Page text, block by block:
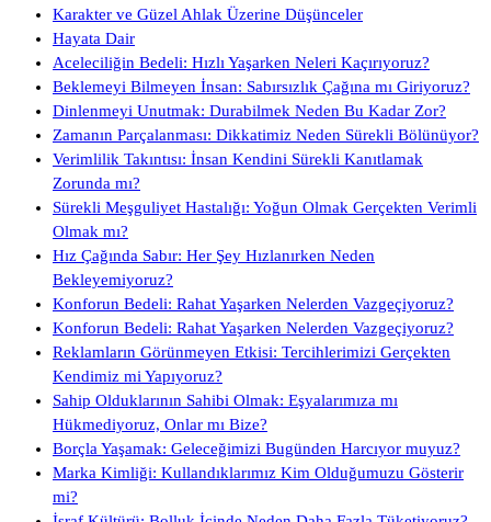
Karakter ve Güzel Ahlak Üzerine Düşünceler
Hayata Dair
Aceleciliğin Bedeli: Hızlı Yaşarken Neleri Kaçırıyoruz?
Beklemeyi Bilmeyen İnsan: Sabırsızlık Çağına mı Giriyoruz?
Dinlenmeyi Unutmak: Durabilmek Neden Bu Kadar Zor?
Zamanın Parçalanması: Dikkatimiz Neden Sürekli Bölünüyor?
Verimlilik Takıntısı: İnsan Kendini Sürekli Kanıtlamak
Zorunda mı?
Sürekli Meşguliyet Hastalığı: Yoğun Olmak Gerçekten Verimli
Olmak mı?
Hız Çağında Sabır: Her Şey Hızlanırken Neden
Bekleyemiyoruz?
Konforun Bedeli: Rahat Yaşarken Nelerden Vazgeçiyoruz?
Konforun Bedeli: Rahat Yaşarken Nelerden Vazgeçiyoruz?
Reklamların Görünmeyen Etkisi: Tercihlerimizi Gerçekten
Kendimiz mi Yapıyoruz?
Sahip Olduklarının Sahibi Olmak: Eşyalarımıza mı
Hükmediyoruz, Onlar mı Bize?
Borçla Yaşamak: Geleceğimizi Bugünden Harcıyor muyuz?
Marka Kimliği: Kullandıklarımız Kim Olduğumuzu Gösterir
mi?